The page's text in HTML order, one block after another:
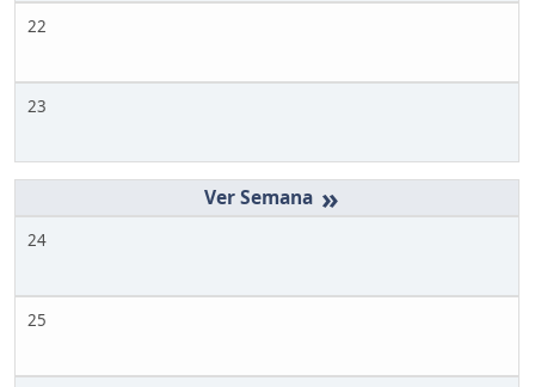
22
23
»
24
25